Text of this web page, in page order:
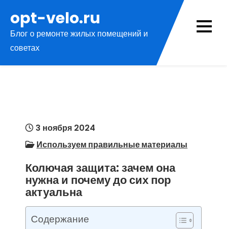
содержимому
opt-velo.ru
Блог о ремонте жилых помещений и
советах
3 ноября 2024
Используем правильные материалы
Колючая защита: зачем она
нужна и почему до сих пор
актуальна
Содержание